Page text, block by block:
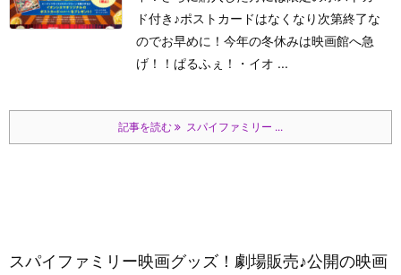
ド付き♪ポストカードはなくなり次第終了な
のでお早めに！今年の冬休みは映画館へ急
げ！！ぱるふぇ！ ・イオ ...
記事を読む スパイファミリー ...
スパイファミリー映画グッズ！劇場販売♪公開の映画